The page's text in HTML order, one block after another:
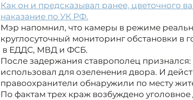
Как он и предсказывал ранее, цветочного
наказание по УК РФ.
Мэр напомнил, что камеры в режиме
круглосуточный мониторинг обстановки в
в ЕДДС, МВД и ФСБ.
После задержания ставрополец
использовал для озеленения двора. И
правоохранители обнаружили по месту
По фактам трех краж возбуждено уголовное